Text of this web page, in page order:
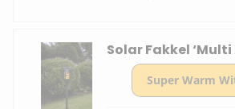
Solar Fakkel ‘Multi